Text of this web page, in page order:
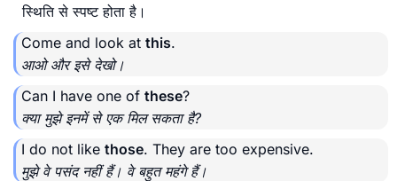
स्थिति से स्पष्ट होता है।
Come and look at this.
आओ और इसे देखो।
Can I have one of these?
क्या मुझे इनमें से एक मिल सकता है?
I do not like those. They are too expensive.
मुझे वे पसंद नहीं हैं। वे बहुत महंगे हैं।